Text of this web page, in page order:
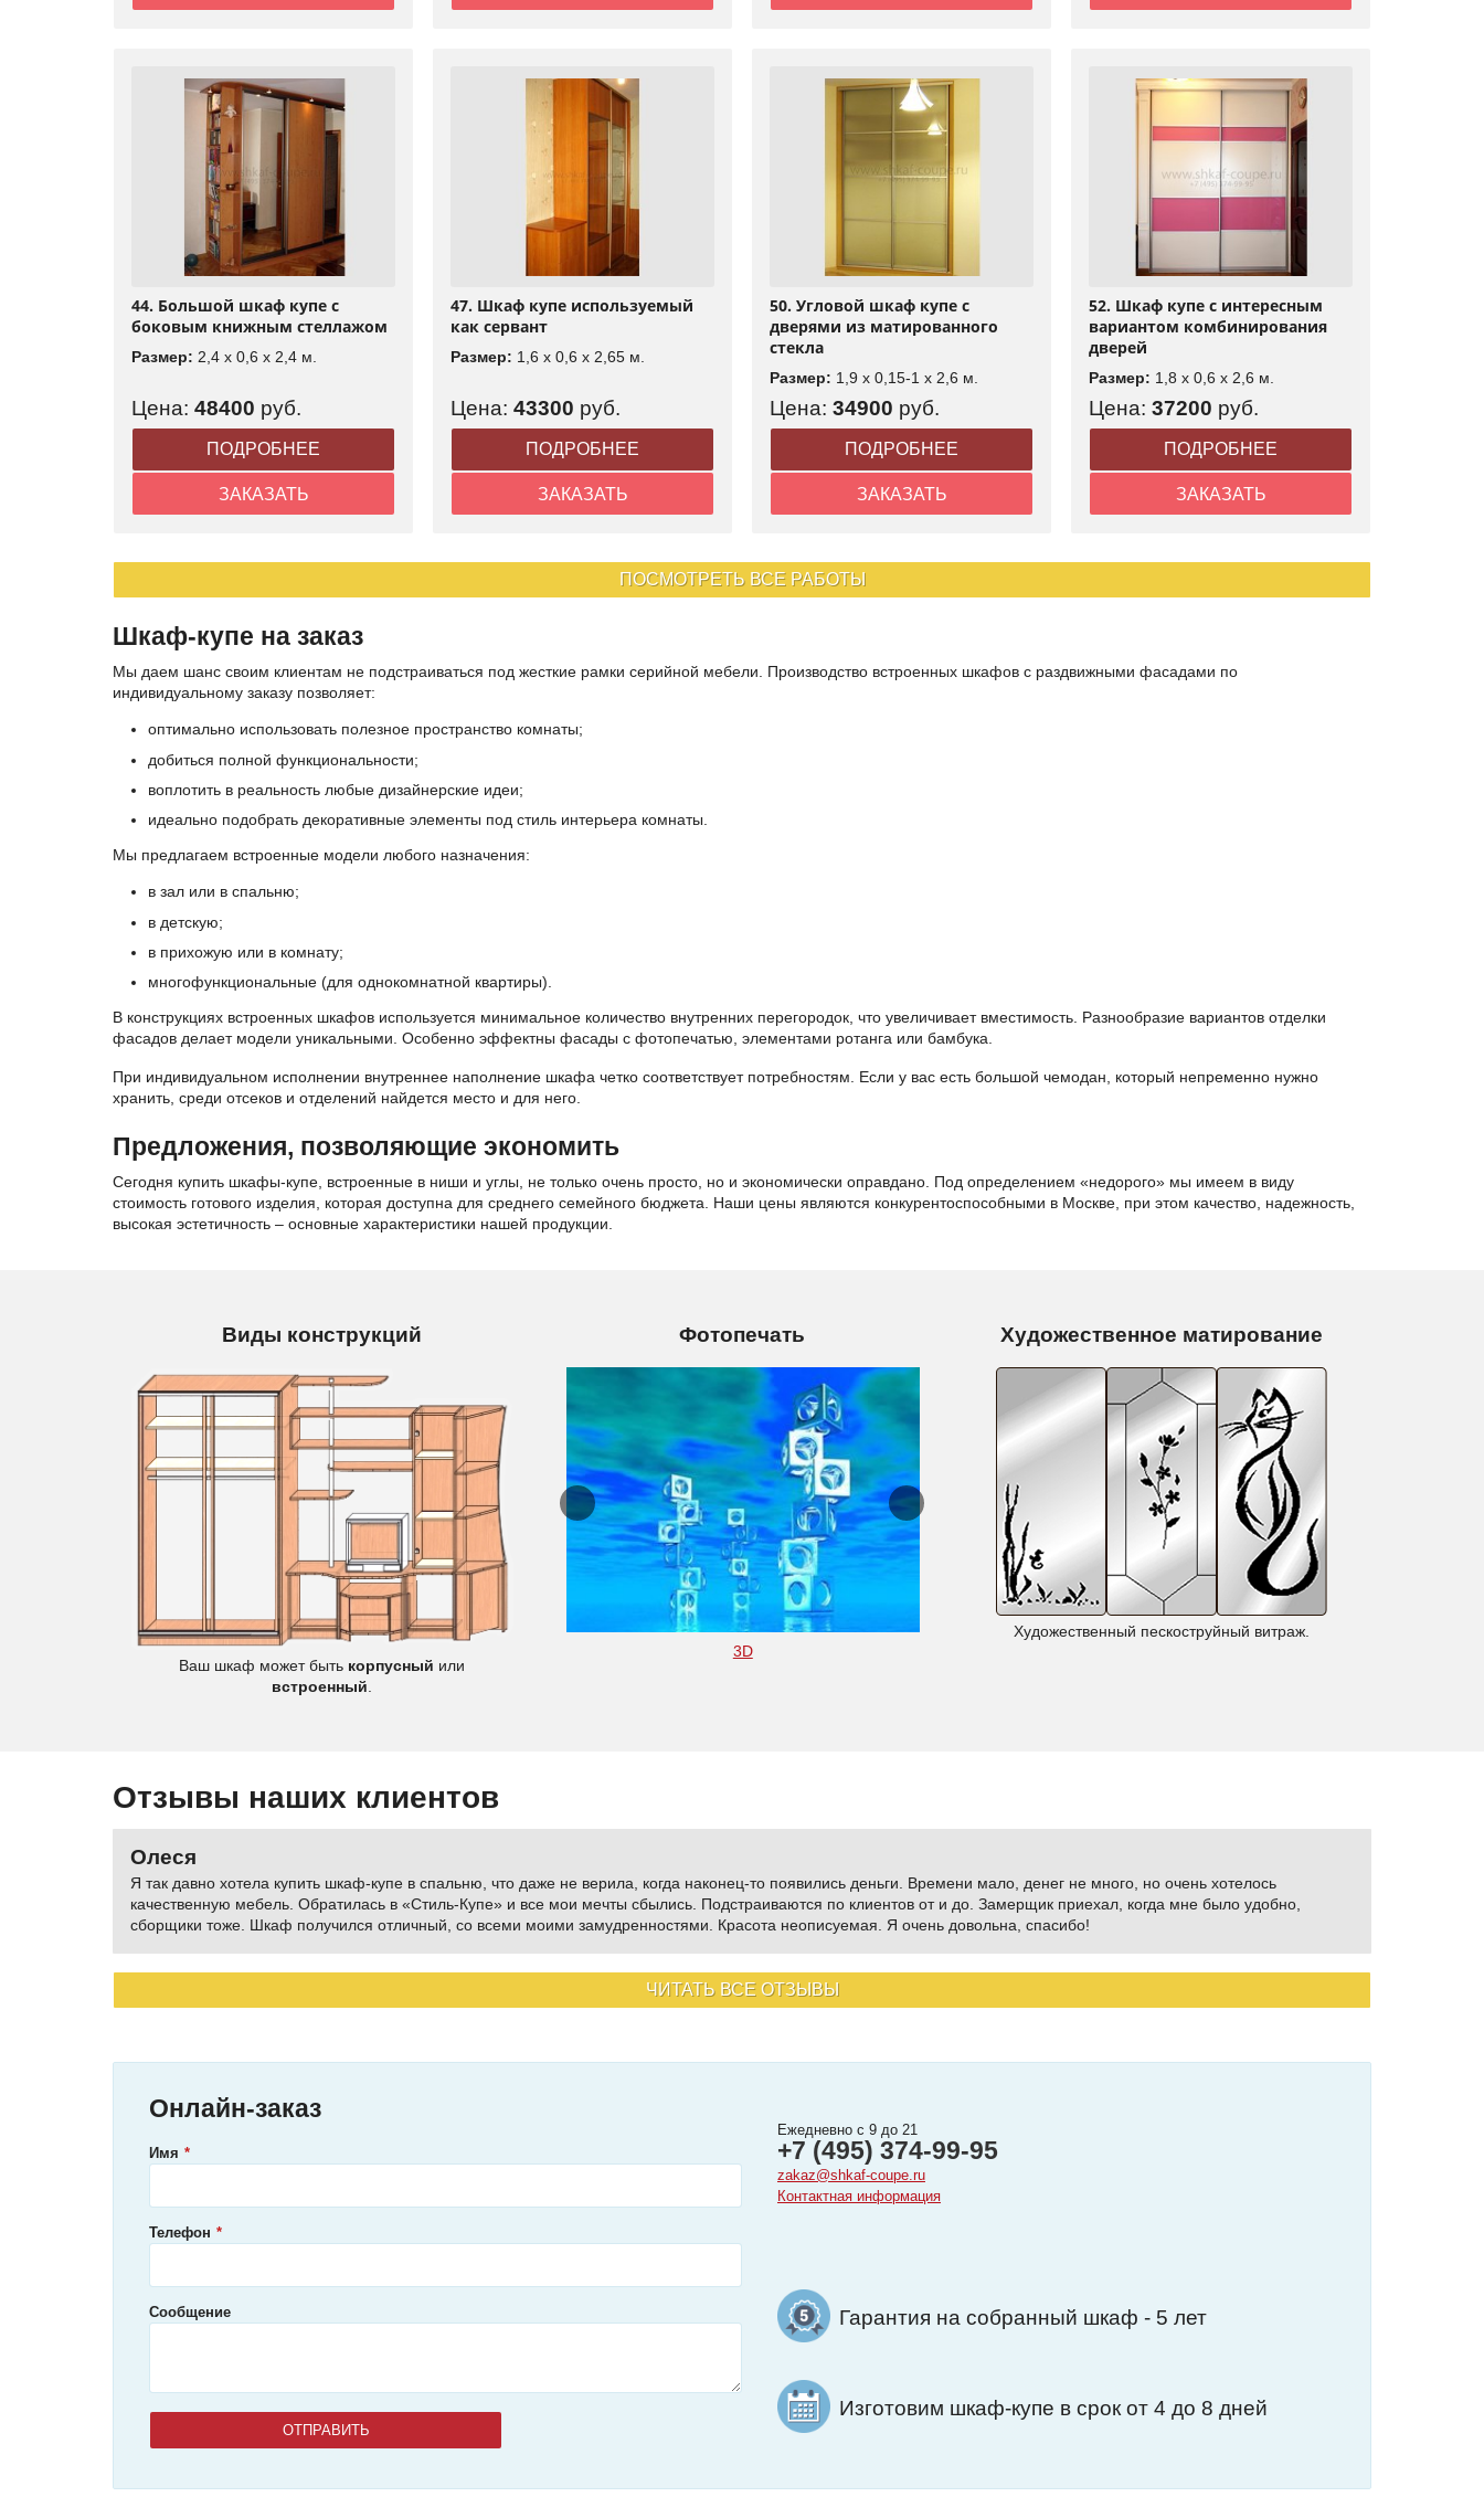
44. Большой шкаф купе с
боковым книжным стеллажом
Размер: 2,4 x 0,6 x 2,4 м.
Цена: 48400 руб.
ПОДРОБНЕЕ
ЗАКАЗАТЬ
47. Шкаф купе используемый
как сервант
Размер: 1,6 x 0,6 x 2,65 м.
Цена: 43300 руб.
ПОДРОБНЕЕ
ЗАКАЗАТЬ
50. Угловой шкаф купе с
дверями из матированного
стекла
Размер: 1,9 x 0,15-1 x 2,6 м.
Цена: 34900 руб.
ПОДРОБНЕЕ
ЗАКАЗАТЬ
52. Шкаф купе с интересным
вариантом комбинирования
дверей
Размер: 1,8 x 0,6 x 2,6 м.
Цена: 37200 руб.
ПОДРОБНЕЕ
ЗАКАЗАТЬ
ПОСМОТРЕТЬ ВСЕ РАБОТЫ
Шкаф-купе на заказ
Мы даем шанс своим клиентам не подстраиваться под жесткие рамки серийной мебели. Производство встроенных шкафов с раздвижными фасадами по
индивидуальному заказу позволяет:
оптимально использовать полезное пространство комнаты;
добиться полной функциональности;
воплотить в реальность любые дизайнерские идеи;
идеально подобрать декоративные элементы под стиль интерьера комнаты.
Мы предлагаем встроенные модели любого назначения:
в зал или в спальню;
в детскую;
в прихожую или в комнату;
многофункциональные (для однокомнатной квартиры).
В конструкциях встроенных шкафов используется минимальное количество внутренних перегородок, что увеличивает вместимость. Разнообразие вариантов отделки
фасадов делает модели уникальными. Особенно эффектны фасады с фотопечатью, элементами ротанга или бамбука.
При индивидуальном исполнении внутреннее наполнение шкафа четко соответствует потребностям. Если у вас есть большой чемодан, который непременно нужно
хранить, среди отсеков и отделений найдется место и для него.
Предложения, позволяющие экономить
Сегодня купить шкафы-купе, встроенные в ниши и углы, не только очень просто, но и экономически оправдано. Под определением «недорого» мы имеем в виду
стоимость готового изделия, которая доступна для среднего семейного бюджета. Наши цены являются конкурентоспособными в Москве, при этом качество, надежность,
высокая эстетичность – основные характеристики нашей продукции.
Виды конструкций
Ваш шкаф может быть корпусный или
встроенный
Фотопечать
3D
Художественное матирование
Художественный пескоструйный витраж.
Отзывы наших клиентов
Олеся
Я так давно хотела купить шкаф-купе в спальню, что даже не верила, когда наконец-то появились деньги. Времени мало, денег не много, но очень хотелось
качественную мебель. Обратилась в «Стиль-Купе» и все мои мечты сбылись. Подстраиваются по клиентов от и до. Замерщик приехал, когда мне было удобно,
сборщики тоже. Шкаф получился отличный, со всеми моими замудренностями. Красота неописуемая. Я очень довольна, спасибо!
ЧИТАТЬ ВСЕ ОТЗЫВЫ
Онлайн-заказ
Имя
Телефон
Сообщение
Ежедневно с 9 до 21
+7 (495) 374-99-95
zakaz@shkaf-coupe.ru
Контактная информация
Гарантия на собранный шкаф - 5 лет
Изготовим шкаф-купе в срок от 4 до 8 дней